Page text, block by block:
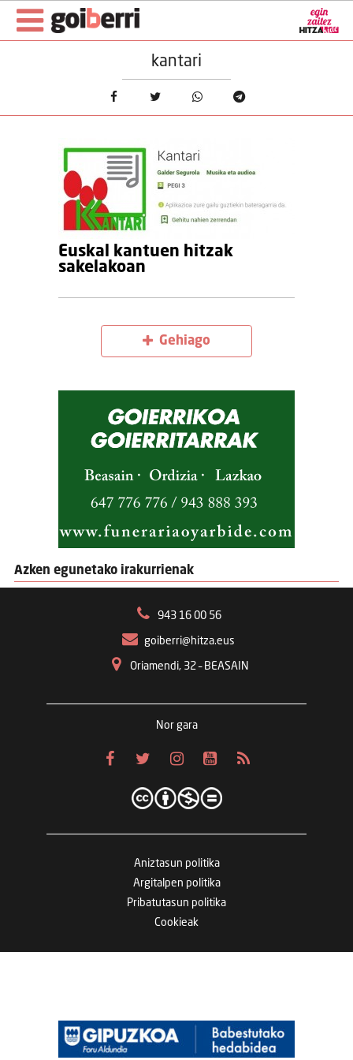
kantari
Euskal kantuen hitzak
sakelakoan
Gehiago
Azken egunetako irakurrienak
943 16 00 56
goiberri@hitza.eus
Oriamendi, 32 – BEASAIN
Nor gara
Aniztasun politika
Argitalpen politika
Pribatutasun politika
Cookieak